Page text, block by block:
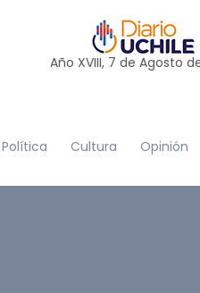
Año XVIII, 7 de Agosto
Política Cultura Opinión